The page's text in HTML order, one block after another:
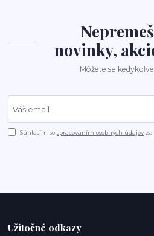
novinky,
Môžete sa
Súhlasím sospracovaním osobných údajov
Užitočné odkazy